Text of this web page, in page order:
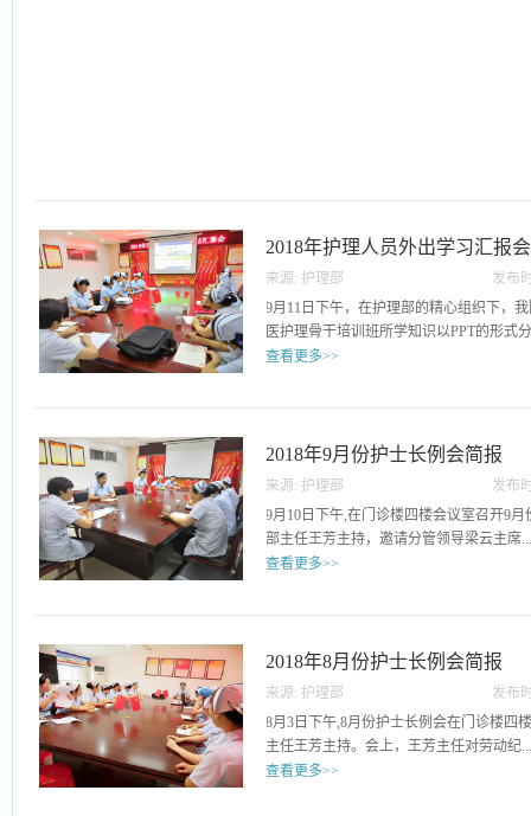
2018年护理人员外出学习汇报会
来源: 护理部
发布
12
9月11日下午，在护理部的精心组织下，
医护理骨干培训班所学知识以PPT的形式
学以致用在我院开展中医护理方面提出了
要把进修学习到的精湛技术切实运用到
围，并将不断加强外出学习人员规范管理
量，助力医院的持续稳定发展。
查看更多>>
2018年9月份护士长例会简报
来源: 护理部
发布
11
9月10日下午,在门诊楼四楼会议室召开9
部主任王芳主持，邀请分管领导梁云主席
梁主席对近期护理工作提出新要求：严格
习，提升服务质量等。
查看更多>>
2018年8月份护士长例会简报
来源: 护理部
发布
11
8月3日下午,8月份护士长例会在门诊楼四
主任王芳主持。会上，王芳主任对劳动纪
查看更多>>